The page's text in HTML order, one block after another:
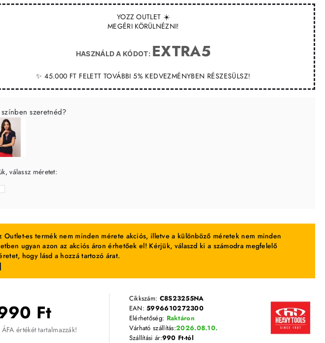
YOZZ OUTLET ☀️
MEGÉRI KÖRÜLNÉZNI!
HASZNÁLD A KÓDOT: EXTRA5
✨ 45.000 FT FELETT TOVÁBBI 5% KEDVEZMÉNYBEN RÉSZESÜLSZ!
Ft
értékét tartalmazzák!
Cikkszám: C8S23255NA
EAN:5996610272300
Elérhetőség: Raktáron
Várható szállítás:2026.08.10.
Szállítási ár:990 Ft-tól
színben szeretnéd?
válassz méretet:
Outlet-es termék nem minden mérete akciós, illetve a különböző méretek nem minden
ugyan azon az akciós áron érhetőek el! Kérjük, válaszd ki a számodra megfelelő
hogy lásd a hozzá tartozó árat.